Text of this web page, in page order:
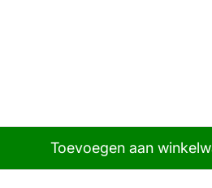
Toevoegen aan